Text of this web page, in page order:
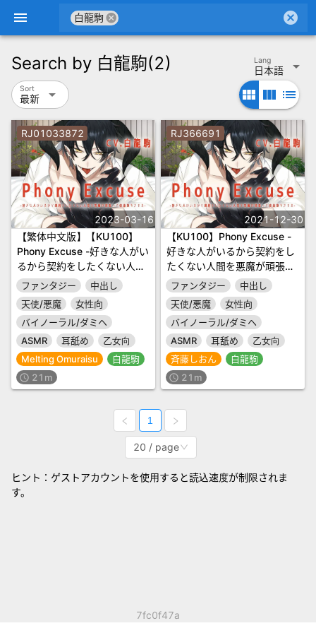
menu 白龍駒cancel cancel
Search by 白龍駒(2) 日本語
Lang arrow_drop_down
最新
Sort arrow_drop_down view_module view_column list
RJ01033872
2023-03-16
【繁体中文版】【KU100】
Phony Excuse -好きな人がい
るから契約をしたくない人間
を悪魔が頑張って快楽堕ちさ
せる-
ファンタジー
中出し
天使/悪魔
女性向
バイノーラル/ダミヘ
ASMR
耳舐め
乙女向
Melting Omuraisu
白龍駒
schedule 21m
RJ366691
2021-12-30
【KU100】Phony Excuse -
好きな人がいるから契約をし
たくない人間を悪魔が頑張っ
て快楽堕ちさせる-
ファンタジー
中出し
天使/悪魔
女性向
バイノーラル/ダミヘ
ASMR
耳舐め
乙女向
斉藤しおん
白龍駒
schedule 21m
1
20 / page
ヒント：ゲストアカウントを使用すると読込速度が制限されま
す。
7fc0f47a